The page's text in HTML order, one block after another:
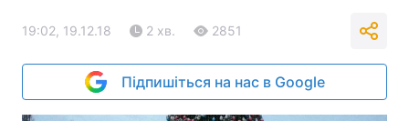
19:02, 19.12.18 2 хв. 2851
Підпишіться на нас в Google